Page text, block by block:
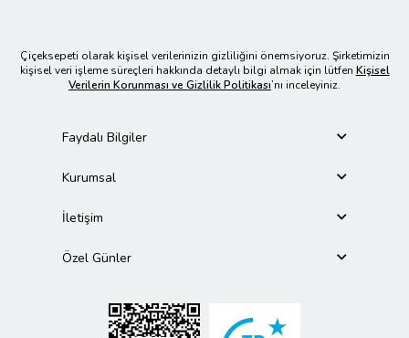
Çiçeksepeti olarak kişisel verilerinizin gizliliğini önemsiyoruz. Şirketimizin
kişisel veri işleme süreçleri hakkında detaylı bilgi almak için lütfen Kişisel
Verilerin Korunması ve Gizlilik Politikası’nı inceleyiniz.
Faydalı Bilgiler
Kurumsal
İletişim
Özel Günler